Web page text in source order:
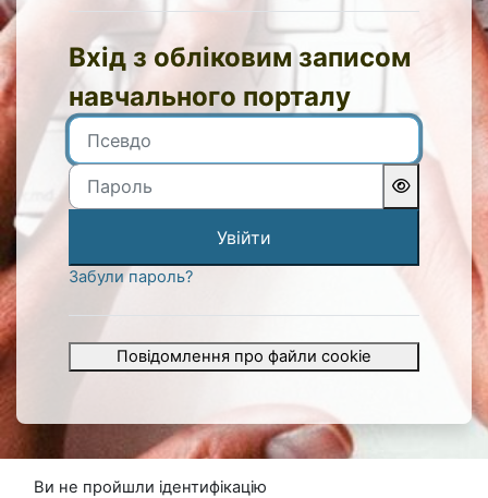
Псевдо
Пароль
Увійти
Забули пароль?
Повідомлення про файли cookie
Ви не пройшли ідентифікацію